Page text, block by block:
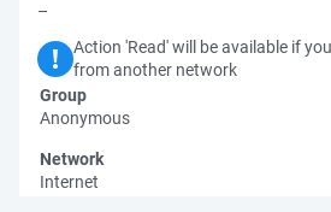
–
Action 'Read' will be available if
from another network
Group
Anonymous
Network
Internet